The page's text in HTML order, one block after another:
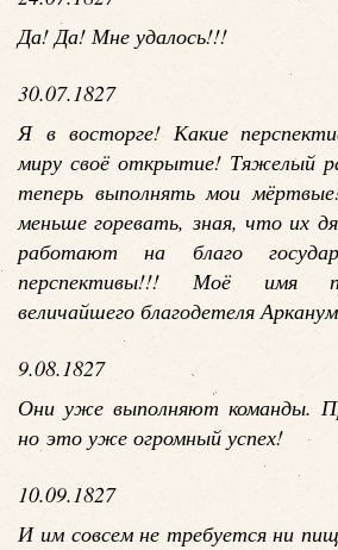
Да! Да! Мне удалось!!!
30.07.1827
Я в восторге! Какие
миру своё открытие! Тяжелый
теперь выполнять мои
меньше горевать, зная, что их
работают на благо
перспективы!!! Моё имя
величайшего благодетеля
9.08.1827
Они уже выполняют команды.
но это уже огромный успех!
10.09.1827
И им совсем не требуется ни